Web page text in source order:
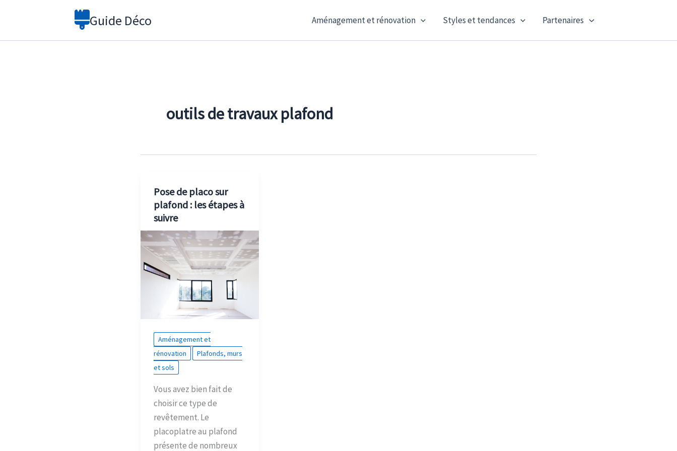
Guide Déco Aménagement et rénovation Styles et tendances Partenaires
outils de travaux plafond
Pose de placo sur
plafond : les étapes à
suivre
Aménagement et
rénovation
Plafonds, murs
et sols
Vous avez bien fait de
choisir ce type de
revêtement. Le
placoplatre au plafond
présente de nombreux